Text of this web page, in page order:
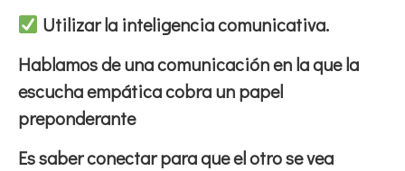
Utilizar la inteligencia comunicativa.
Hablamos de una comunicación en la que la
escucha empática cobra un papel
preponderante
Es saber conectar para que el otro se vea